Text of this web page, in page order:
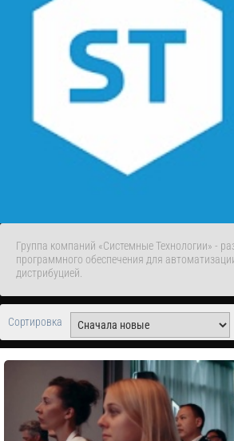
Группа компаний «Системные Технологии» -
программного обеспечения для
дистрибуцией.
Сортировка